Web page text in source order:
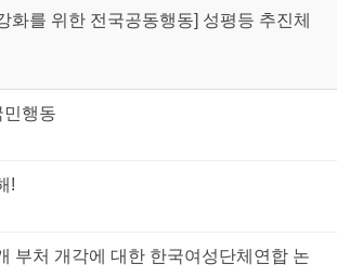
화를 위한 전국공동행동] 성평등 추진체
행동
!
부처 개각에 대한 한국여성단체연합 논